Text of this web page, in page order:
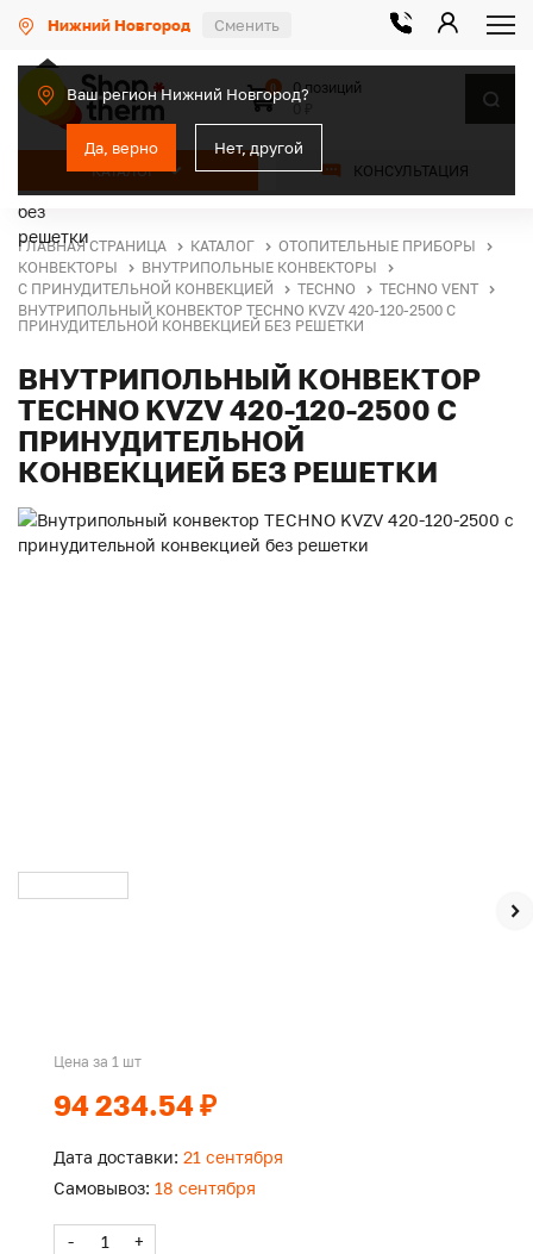
Нижний Новгород Сменить
Ваш регион Нижний Новгород?
Да, верно Нет, другой
КАТАЛОГ КОНСУЛЬТАЦИЯ
0
0 позиций
ГЛАВНАЯ СТРАНИЦА КАТАЛОГ
ОТОПИТЕЛЬНЫЕ ПРИБОРЫ
КОНВЕКТОРЫ
ВНУТРИПОЛЬНЫЕ КОНВЕКТОРЫ
С ПРИНУДИТЕЛЬНОЙ КОНВЕКЦИЕЙ
TECHNO
TECHNO VENT
ВНУТРИПОЛЬНЫЙ КОНВЕКТОР TECHNO KVZV 420-120-2500 С
ПРИНУДИТЕЛЬНОЙ КОНВЕКЦИЕЙ БЕЗ РЕШЕТКИ
ВНУТРИПОЛЬНЫЙ КОНВЕКТОР
TECHNO KVZV 420-120-2500 С
ПРИНУДИТЕЛЬНОЙ
КОНВЕКЦИЕЙ БЕЗ РЕШЕТКИ
Цена за 1 шт
94 234.54 ₽
Дата доставки: 21 сентября
Самовывоз: 18 сентября
- +